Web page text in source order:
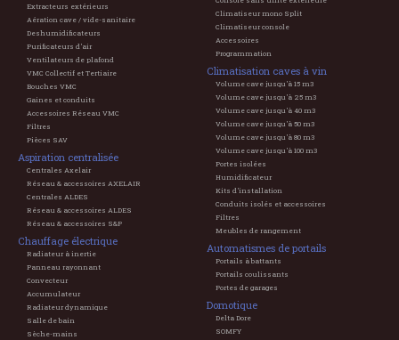
Extracteurs extérieurs
Aération cave / vide-sanitaire
Deshumidificateurs
Purificateurs d'air
Ventilateurs de plafond
VMC Collectif et Tertiaire
Bouches VMC
Gaines et conduits
Accessoires Réseau VMC
Filtres
Pièces SAV
Aspiration centralisée
Centrales Axelair
Réseau & accessoires AXELAIR
Centrales ALDES
Réseau & accessoires ALDES
Réseau & accessoires S&P
Chauffage électrique
Radiateur à inertie
Panneau rayonnant
Convecteur
Accumulateur
Radiateur dynamique
Salle de bain
Sèche-mains
Climatiseur mono Split
Climatiseur console
Accessoires
Programmation
Climatisation caves à vin
Volume cave jusqu'à 15 m3
Volume cave jusqu'à 25 m3
Volume cave jusqu'à 40 m3
Volume cave jusqu'à 50 m3
Volume cave jusqu'à 80 m3
Volume cave jusqu'à 100 m3
Portes isolées
Humidificateur
Kits d'installation
Conduits isolés et accessoires
Filtres
Meubles de rangement
Automatismes de portails
Portails à battants
Portails coulissants
Portes de garages
Domotique
Delta Dore
SOMFY